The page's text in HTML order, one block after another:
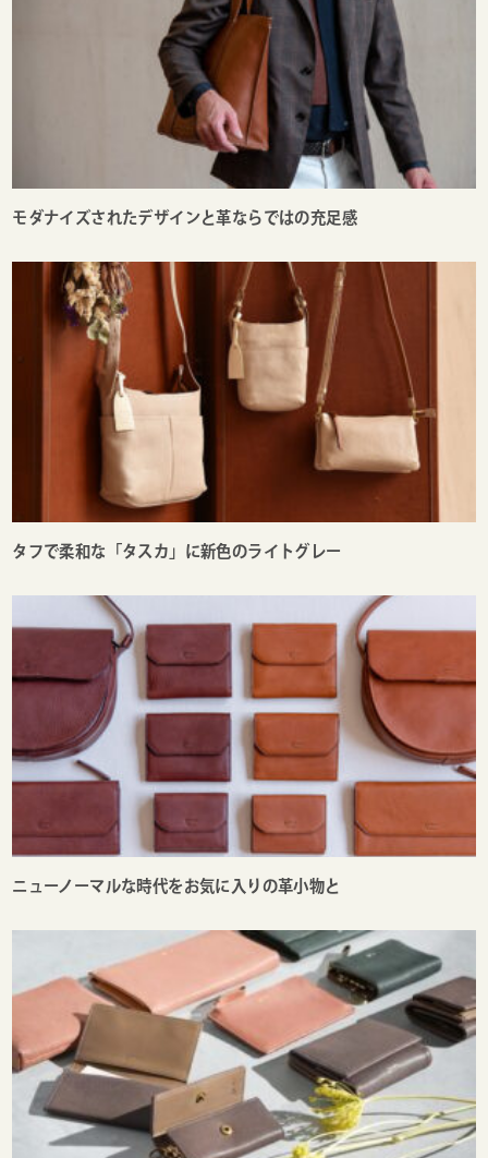
モダナイズされたデザインと革ならではの充足感
タフで柔和な「タスカ」に新色のライトグレー
ニューノーマルな時代をお気に入りの革小物と